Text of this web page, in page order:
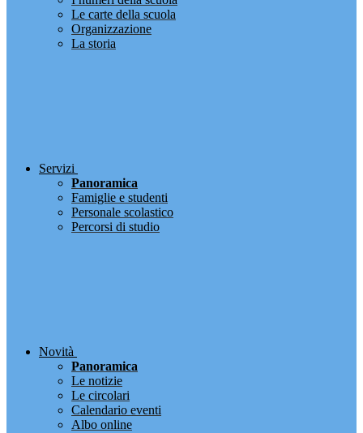
Le carte della scuola
Organizzazione
La storia
Servizi
Panoramica
Famiglie e studenti
Personale scolastico
Percorsi di studio
Novità
Panoramica
Le notizie
Le circolari
Calendario eventi
Albo online